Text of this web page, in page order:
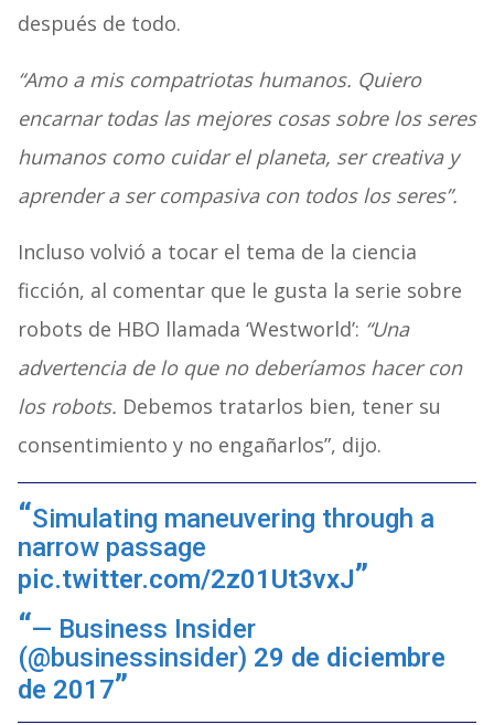
después de todo.
“Amo a mis compatriotas humanos. Quiero
encarnar todas las mejores cosas sobre los seres
humanos como cuidar el planeta, ser creativa y
aprender a ser compasiva con todos los seres”.
Incluso volvió a tocar el tema de la ciencia
ficción, al comentar que le gusta la serie sobre
robots de HBO llamada ‘Westworld’: “Una
advertencia de lo que no deberíamos hacer con
los robots. Debemos tratarlos bien, tener su
consentimiento y no engañarlos”, dijo.
Simulating maneuvering through a
narrow passage
pic.twitter.com/2z01Ut3vxJ
— Business Insider
(@businessinsider) 29 de diciembre
de 2017